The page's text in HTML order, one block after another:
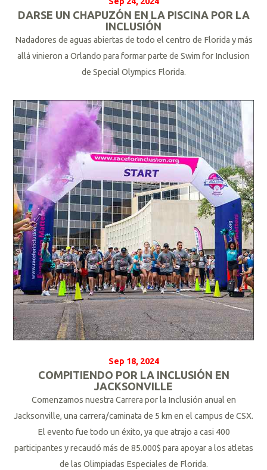
DARSE UN CHAPUZÓN EN LA PISCINA POR LA
INCLUSIÓN
Nadadores de aguas abiertas de todo el centro de Florida y más
allá vinieron a Orlando para formar parte de Swim for Inclusion
de Special Olympics Florida.
L
e
e
r
m
á
s
Sep 18, 2024
COMPITIENDO POR LA INCLUSIÓN EN
JACKSONVILLE
Comenzamos nuestra Carrera por la Inclusión anual en
Jacksonville, una carrera/caminata de 5 km en el campus de CSX.
El evento fue todo un éxito, ya que atrajo a casi 400
participantes y recaudó más de 85.000$ para apoyar a los atletas
de las Olimpiadas Especiales de Florida.